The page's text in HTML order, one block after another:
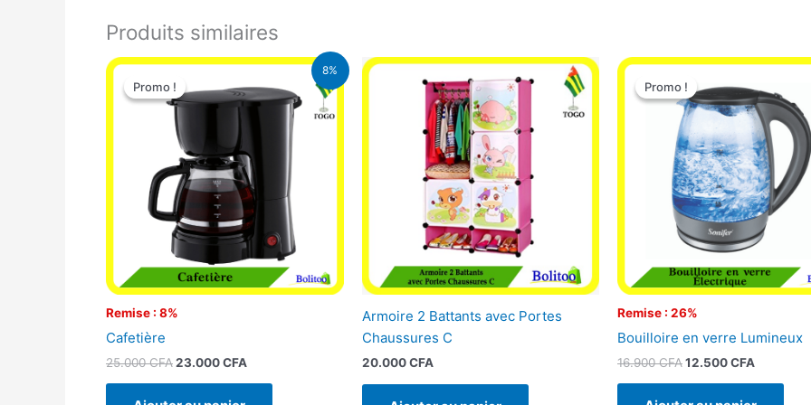
Produits similaires
8%
Promo !
Remise : 8%
Promo !
Cafetière
25.000CFA
Le
prix
initial
était :
25.000 CFA.
23.000CFA
Le
actuel
est :
23.000 CFA.
Armoire 2 Battants avec Portes
Chaussures C
20.000CFA
Promo !
Remise : 26%
Promo !
Bouilloire en verre Lumineux
16.900CFA
Le
prix
initial
était :
16.900 CFA.
12.500CFA
Le
actuel
est :
12.500